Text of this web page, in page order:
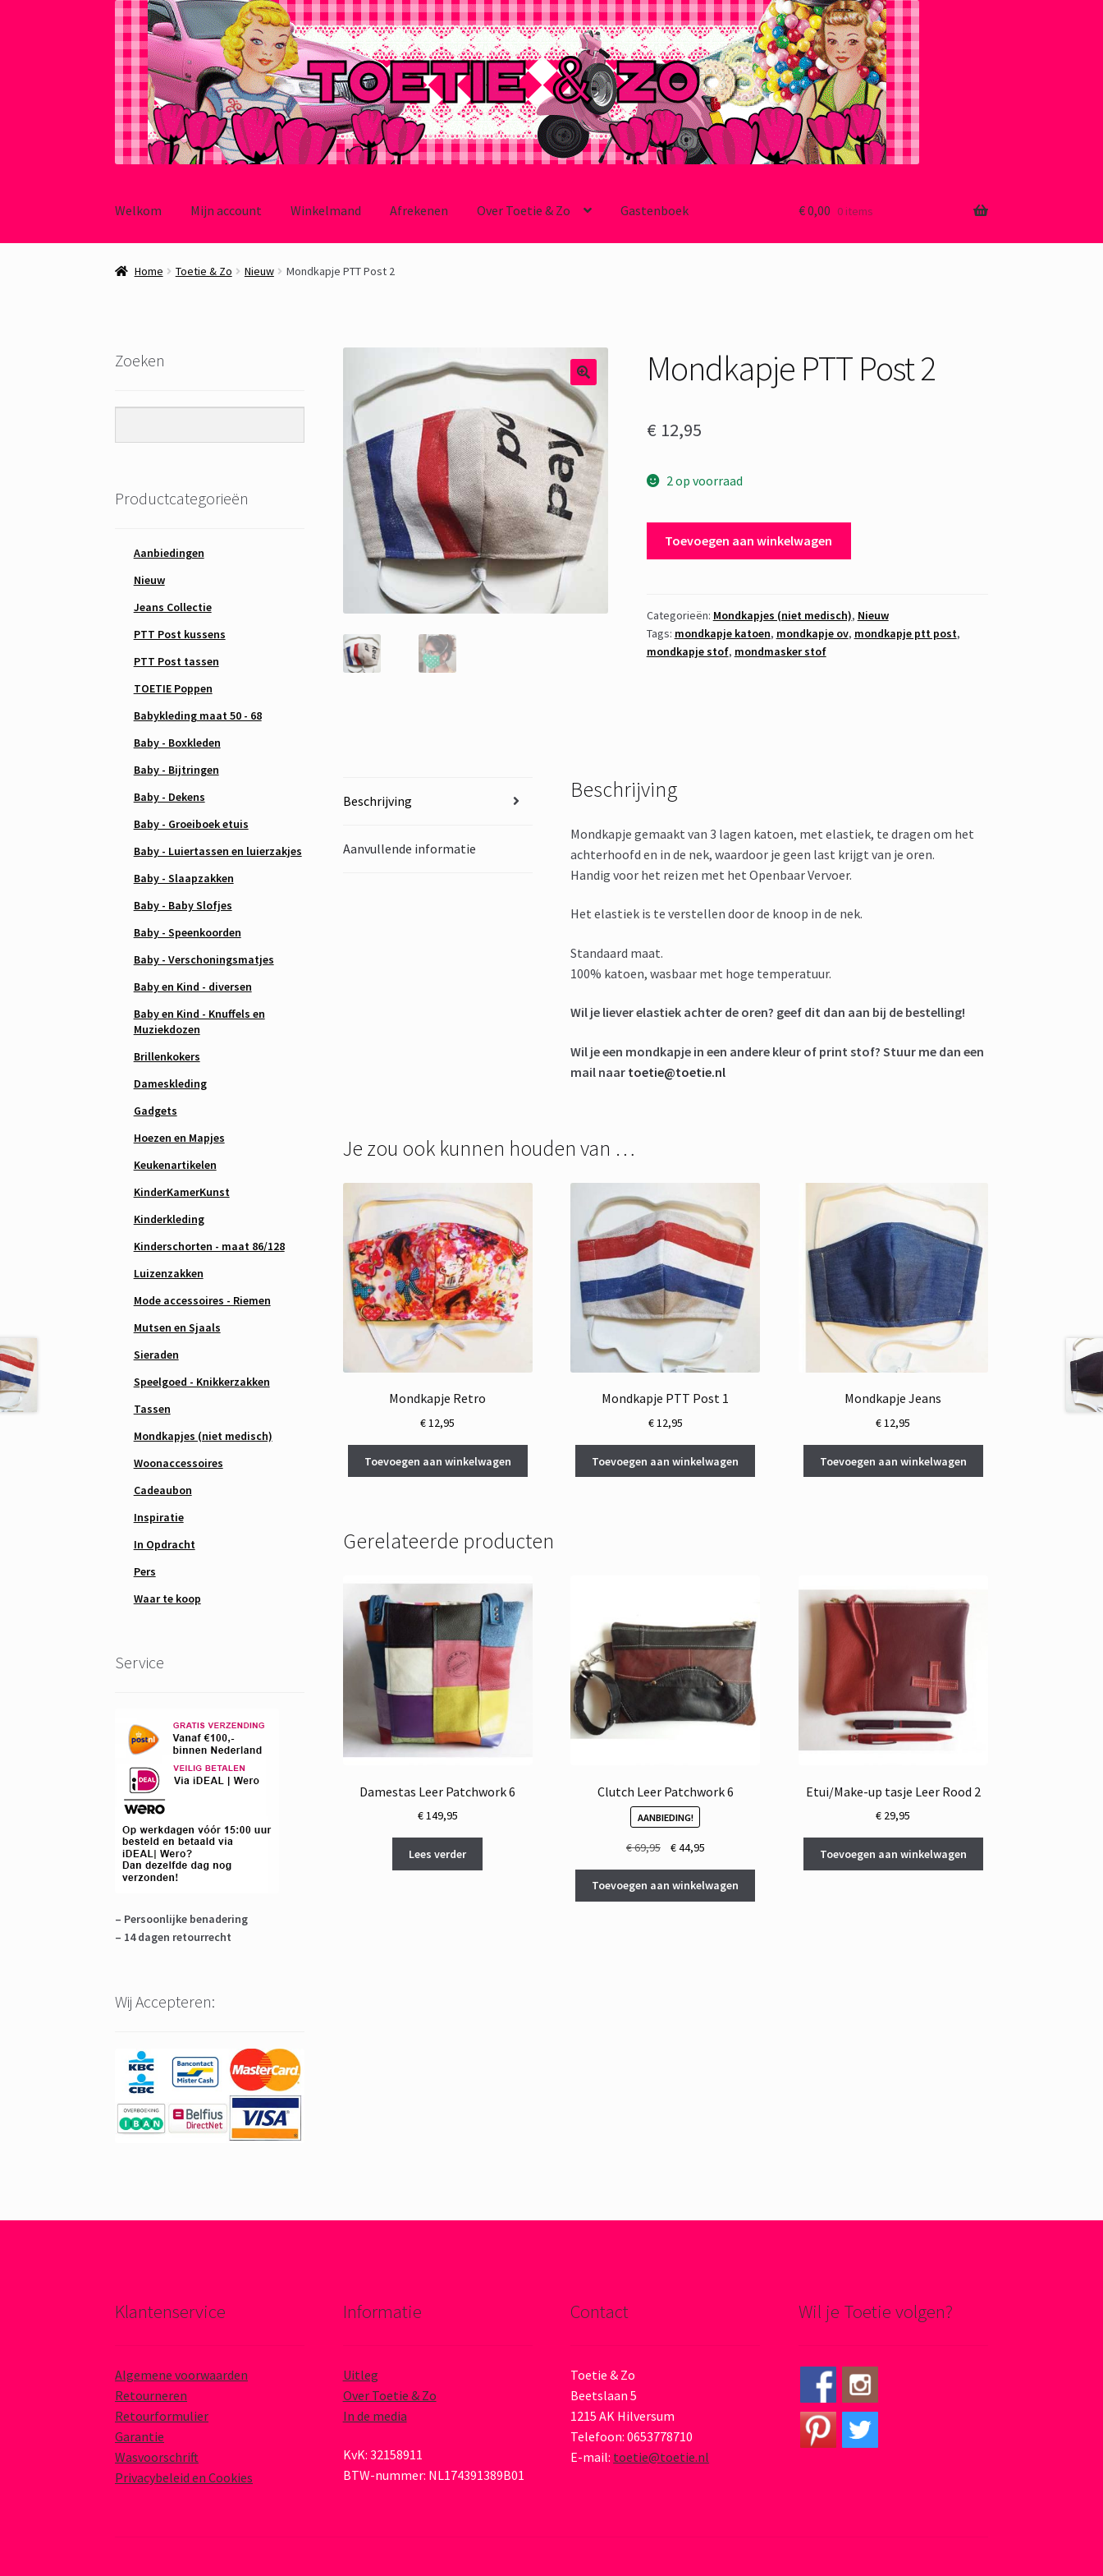
door
naar
Welkom Mijn account Winkelmand Afrekenen Over Toetie & Zo Gastenboek €0,00 0 items
Home Toetie & Zo Nieuw Mondkapje PTT Post 2
Mondkapje PTT Post 2
€ 12,95
2 op voorraad
aantal
Toevoegen aan winkelwagen
Categorieën: Mondkapjes (niet medisch), Nieuw
Tags: mondkapje katoen, mondkapje ov, mondkapje ptt post,
mondkapje stof, mondmasker stof
Beschrijving
Aanvullende informatie
Beschrijving
Mondkapje gemaakt van 3 lagen katoen, met elastiek, te dragen om het
achterhoofd en in de nek, waardoor je geen last krijgt van je oren.
Handig voor het reizen met het Openbaar Vervoer.
Het elastiek is te verstellen door de knoop in de nek.
Standaard maat.
100% katoen, wasbaar met hoge temperatuur.
Wil je liever elastiek achter de oren? geef dit dan aan bij de bestelling!
Wil je een mondkapje in een andere kleur of print stof? Stuur me dan een
mail naar toetie@toetie.nl
Je zou ook kunnen houden van …
Mondkapje Retro
€12,95
Toevoegen aan winkelwagen
Mondkapje PTT Post 1
€12,95
Toevoegen aan winkelwagen
Mondkapje Jeans
€12,95
Toevoegen aan winkelwagen
Gerelateerde producten
Damestas Leer Patchwork 6
€149,95
Lees verder
Clutch Leer Patchwork 6
AANBIEDING!
€69,95
Oorspronkelijke
was:
€ 69,95.
€44,95Huidige
is:
€ 44,95.
Toevoegen aan winkelwagen
Etui/Make-up tasje Leer Rood 2
€ 29,95
Toevoegen aan winkelwagen
Zoeken
Productcategorieën
Aanbiedingen
Nieuw
Jeans Collectie
PTT Post kussens
PTT Post tassen
TOETIE Poppen
Babykleding maat 50 - 68
Baby - Boxkleden
Baby - Bijtringen
Baby - Dekens
Baby - Groeiboek etuis
Baby - Luiertassen en luierzakjes
Baby - Slaapzakken
Baby - Baby Slofjes
Baby - Speenkoorden
Baby - Verschoningsmatjes
Baby en Kind - diversen
Baby en Kind - Knuffels en
Muziekdozen
Brillenkokers
Dameskleding
Gadgets
Hoezen en Mapjes
Keukenartikelen
KinderKamerKunst
Kinderkleding
Kinderschorten - maat 86/128
Luizenzakken
Mode accessoires - Riemen
Mutsen en Sjaals
Sieraden
Speelgoed - Knikkerzakken
Tassen
Mondkapjes (niet medisch)
Woonaccessoires
Cadeaubon
Inspiratie
In Opdracht
Pers
Waar te koop
Service
– Persoonlijke benadering
– 14 dagen retourrecht
Wij Accepteren:
Klantenservice
Algemene voorwaarden
Retourneren
Retourformulier
Garantie
Wasvoorschrift
Privacybeleid en Cookies
Informatie
Uitleg
Over Toetie & Zo
In de media
KvK: 32158911
BTW-nummer: NL174391389B01
Contact
Toetie & Zo
Beetslaan 5
1215 AK Hilversum
Telefoon: 0653778710
E-mail: toetie@toetie.nl
Wil je Toetie volgen?